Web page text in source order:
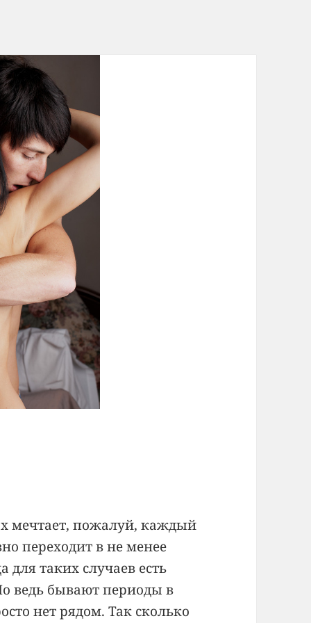
мечтает, пожалуй, каждый
переходит в не менее
таких случаев есть
ведь бывают периоды в
нет рядом. Так сколько